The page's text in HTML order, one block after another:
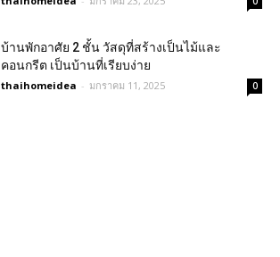
บ้านพักอาศัย 2 ชั้น วัสดุที่สร้างเป็นไม้และ
คอนกรีต เป็นบ้านที่เรียบง่าย
thaihomeidea - มกราคม 11, 2025 0